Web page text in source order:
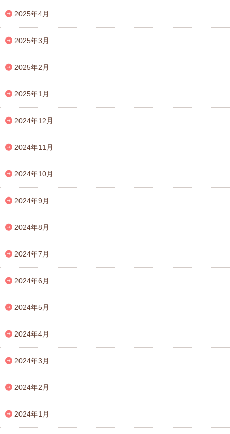
2025年4月
2025年3月
2025年2月
2025年1月
2024年12月
2024年11月
2024年10月
2024年9月
2024年8月
2024年7月
2024年6月
2024年5月
2024年4月
2024年3月
2024年2月
2024年1月